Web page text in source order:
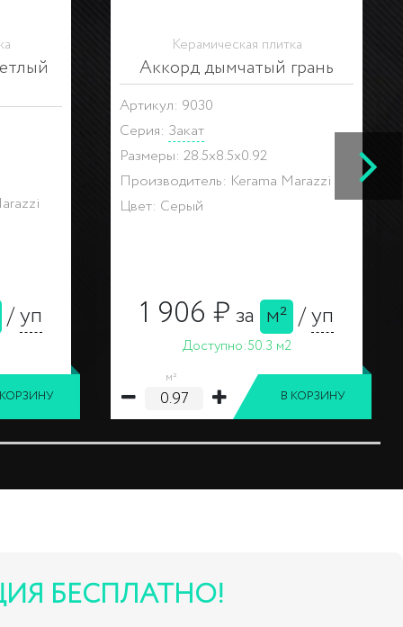
Керамическая плитка
Декор Закат
Артикул: OS\A08\9010
Серия: Закат
Размеры: 8,5x28,5x0.9
Производитель: Kerama Marazzi
Цвет: Разноцветный
238 ₽зашт
Доступно:8 шт
шт
В КОРЗИНУ
БЕСПЛАТНО!